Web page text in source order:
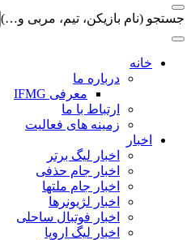
جستجو (نام بازیکن، تیم، مربی و…)
خانه
درباره ما
معرفی IFMG
ارتباط با ما
زمینه های فعالیت
اخبار
اخبار لیگ برتر
اخبار جام حذفی
اخبار جام ملتها
اخبار لژیونرها
اخبار فوتبال ساحلی
اخبار لیگ اروپا